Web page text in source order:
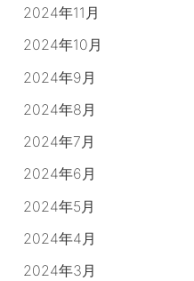
2024年11月
2024年10月
2024年9月
2024年8月
2024年7月
2024年6月
2024年5月
2024年4月
2024年3月